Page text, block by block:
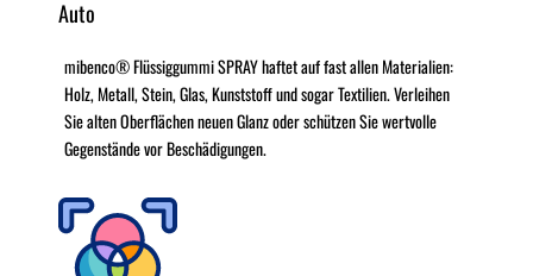
Auto
mibenco® Flüssiggummi SPRAY haftet auf fast allen Materialien:
Holz, Metall, Stein, Glas, Kunststoff und sogar Textilien. Verleihen
Sie alten Oberflächen neuen Glanz oder schützen Sie wertvolle
Gegenstände vor Beschädigungen.